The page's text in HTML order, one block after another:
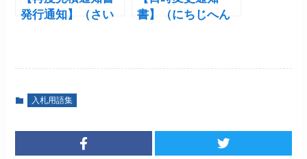
発行通知】（さい
書】（にちじへん
入札用語集